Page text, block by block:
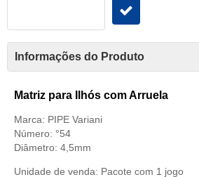
Informações do Produto
Matriz para Ilhós com Arruela
Marca: PIPE Variani
Número: °54
Diâmetro: 4,5mm
Unidade de venda: Pacote com 1 jogo